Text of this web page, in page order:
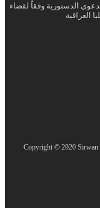
الدستورية وفقاً لقضاء
العراقية
Copyright © 2020 Sirwan